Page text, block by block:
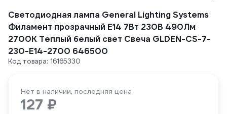
Светодиодная лампа General Lighting Systems
Филамент прозрачный E14 7Вт 230В 490Лм
2700К Теплый белый свет Свеча GLDEN-CS-7-
230-E14-2700 646500
Код товара: 16165330
Нет в наличии, последняя цена
127 ₽